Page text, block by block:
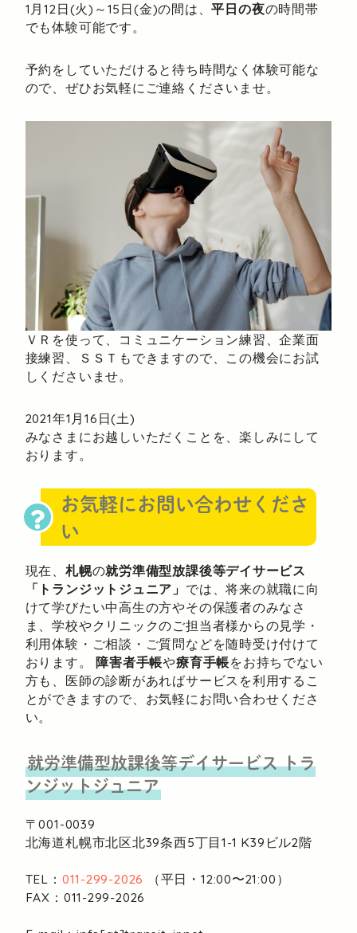
1月12日(火)～15日(金)の間は、平日の夜の時間帯
でも体験可能です。
予約をしていただけると待ち時間なく体験可能な
ので、ぜひお気軽にご連絡くださいませ。
ＶＲを使って、コミュニケーション練習、企業面
接練習、ＳＳＴもできますので、この機会にお試
しくださいませ。
2021年1月16日(土)
みなさまにお越しいただくことを、楽しみにして
おります。
お気軽にお問い合わせくださ
い
現在、 札幌の就労準備型放課後等デイサービス
「トランジットジュニア」 では、将来の就職に向
けて学びたい中高生の方やその保護者のみなさ
ま、学校やクリニックのご担当者様からの見学・
利用体験・ご相談・ご質問などを随時受け付けて
おります。障害者手帳や療育手帳をお持ちでない
方も、医師の診断があればサービスを利用するこ
とができますので、お気軽にお問い合わせくださ
い。
就労準備型放課後等デイサービストラ
ンジットジュニア
〒001-0039
北海道札幌市北区北39条西5丁目1-1 K39ビル2階
TEL： 011-299-2026
（平日・12:00〜21:00）
FAX：011-299-2026